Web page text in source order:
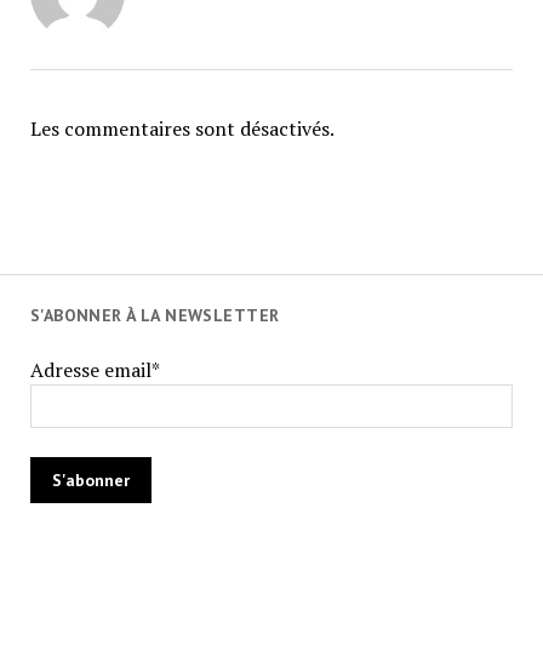
Les commentaires sont désactivés.
S'ABONNER À LA NEWSLETTER
Adresse email*